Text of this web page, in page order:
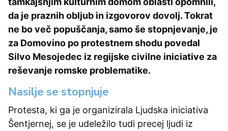
da je praznih obljub in izgovorov dovolj. Tokrat
ne bo več popuščanja, samo še stopnjevanje, je
za Domovino po protestnem shodu povedal
Silvo Mesojedec iz regijske civilne iniciative za
reševanje romske problematike.
Nasilje se stopnjuje
Protesta, ki ga je organizirala Ljudska iniciativa
Šentjernej, se je udeležilo tudi precej ljudi iz